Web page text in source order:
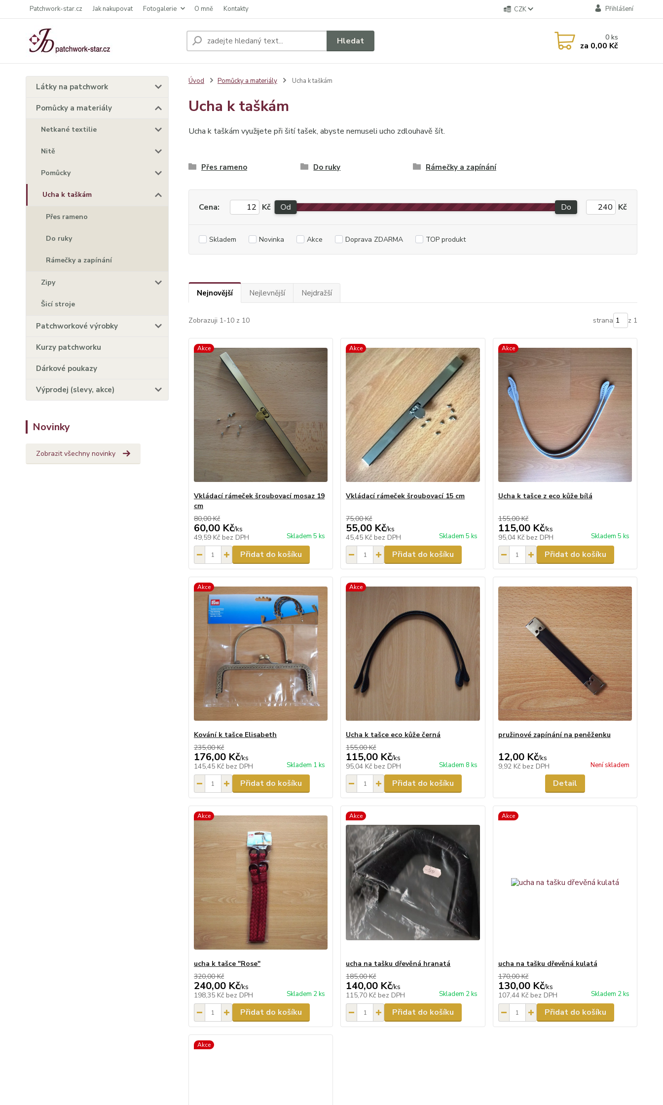
Patchwork-star.cz Jak nakupovat Fotogalerie O mně Kontakty CZK Přihlášení
Hledat 0ks
za 0,00 Kč
Látky na patchwork
Pomůcky a materiály
Netkané textilie
Nitě
Pomůcky
Ucha k taškám
Přes rameno
Do ruky
Rámečky a zapínání
Zipy
Šicí stroje
Patchworkové výrobky
Kurzy patchworku
Dárkové poukazy
Výprodej (slevy, akce)
Novinky
Zobrazit všechny novinky
Úvod Pomůcky a materiály Ucha k taškám
Ucha k taškám
Ucha k taškám využijete při šití tašek, abyste nemuseli ucho zdlouhavě šít.
Přes rameno Do ruky Rámečky a zapínání
Cena: Kč Od Do Kč
Skladem Novinka Akce Doprava ZDARMA TOP produkt
Nejnovější Nejlevnější Nejdražší
Zobrazuji 1-10 z 10 strana z 1
Akce
Vkládací rámeček šroubovací mosaz 19
cm
80,00 Kč
60,00 Kč/ks
49,59 Kč bez DPH Skladem 5 ks
Přidat do košíku
Akce
Vkládací rámeček šroubovací 15 cm
75,00 Kč
55,00 Kč/ks
45,45 Kč bez DPH Skladem 5 ks
Přidat do košíku
Akce
Ucha k tašce z eco kůže bílá
155,00 Kč
115,00 Kč/ks
95,04 Kč bez DPH Skladem 5 ks
Přidat do košíku
Akce
Kování k tašce Elisabeth
235,00 Kč
176,00 Kč/ks
145,45 Kč bez DPH Skladem 1 ks
Přidat do košíku
Akce
Ucha k tašce eco kůže černá
155,00 Kč
115,00 Kč/ks
95,04 Kč bez DPH Skladem 8 ks
Přidat do košíku
pružinové zapínání na peněženku
12,00 Kč/ks
9,92 Kč bez DPH Není skladem
Detail
Akce
ucha k tašce "Rose"
320,00 Kč
240,00 Kč/ks
198,35 Kč bez DPH Skladem 2 ks
Přidat do košíku
Akce
ucha na tašku dřevěná hranatá
185,00 Kč
140,00 Kč/ks
115,70 Kč bez DPH Skladem 2 ks
Přidat do košíku
Akce
ucha na tašku dřevěná kulatá
170,00 Kč
130,00 Kč/ks
107,44 Kč bez DPH Skladem 2 ks
Přidat do košíku
Akce